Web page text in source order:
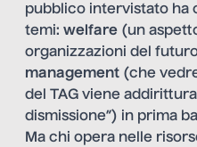
pubblico intervistato ha
temi: welfare (un
organizzazioni del
management (che
del TAG viene
dismissione”) in prima
Ma chi opera nelle